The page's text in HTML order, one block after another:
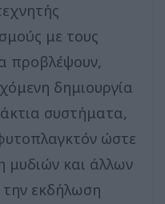
με τους
προβλέψουν,
δημιουργία
συστήματα,
ώστε
μυδιών και άλλων
εκδήλωση